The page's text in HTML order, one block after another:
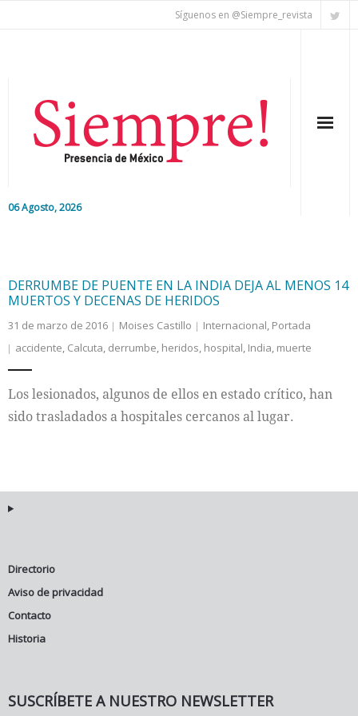
Síguenos en @Siempre_revista
06 Agosto, 2026
Colaboradores
Internacional
DERRUMBE DE PUENTE EN LA INDIA DEJA AL MENOS 14
MUERTOS Y DECENAS DE HERIDOS
31 de marzo de 2016 Moises Castillo Internacional, Portada
accidente, Calcuta, derrumbe, heridos, hospital, India, muerte
Los lesionados, algunos de ellos en estado crítico, han
sido trasladados a hospitales cercanos al lugar.
Directorio
Aviso de privacidad
Contacto
Historia
SUSCRÍBETE A NUESTRO NEWSLETTER